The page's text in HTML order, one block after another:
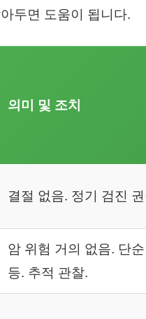
두면 도움이 됩니다.
의미 및 조치
결절 없음. 정기 검진
암 위험 거의 없음. 단
등. 추적 관찰.